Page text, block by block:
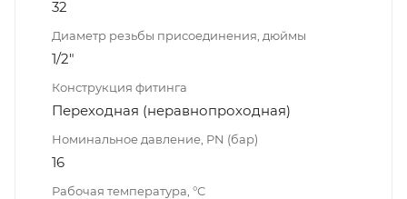
32
Диаметр резьбы присоединения, дюймы
1/2"
Конструкция фитинга
Переходная (неравнопроходная)
Номинальное давление, PN (бар)
16
Рабочая температура, °С